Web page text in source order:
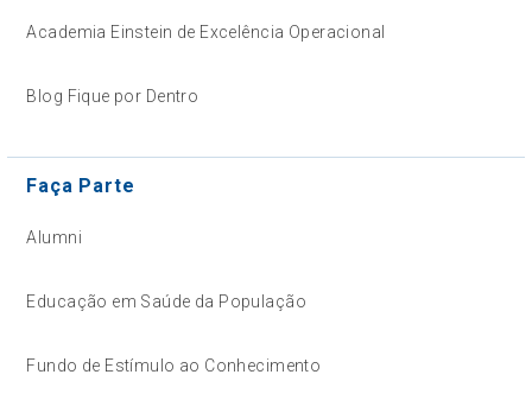
Academia Einstein de Excelência Operacional
Blog Fique por Dentro
Faça Parte
Alumni
Educação em Saúde da População
Fundo de Estímulo ao Conhecimento